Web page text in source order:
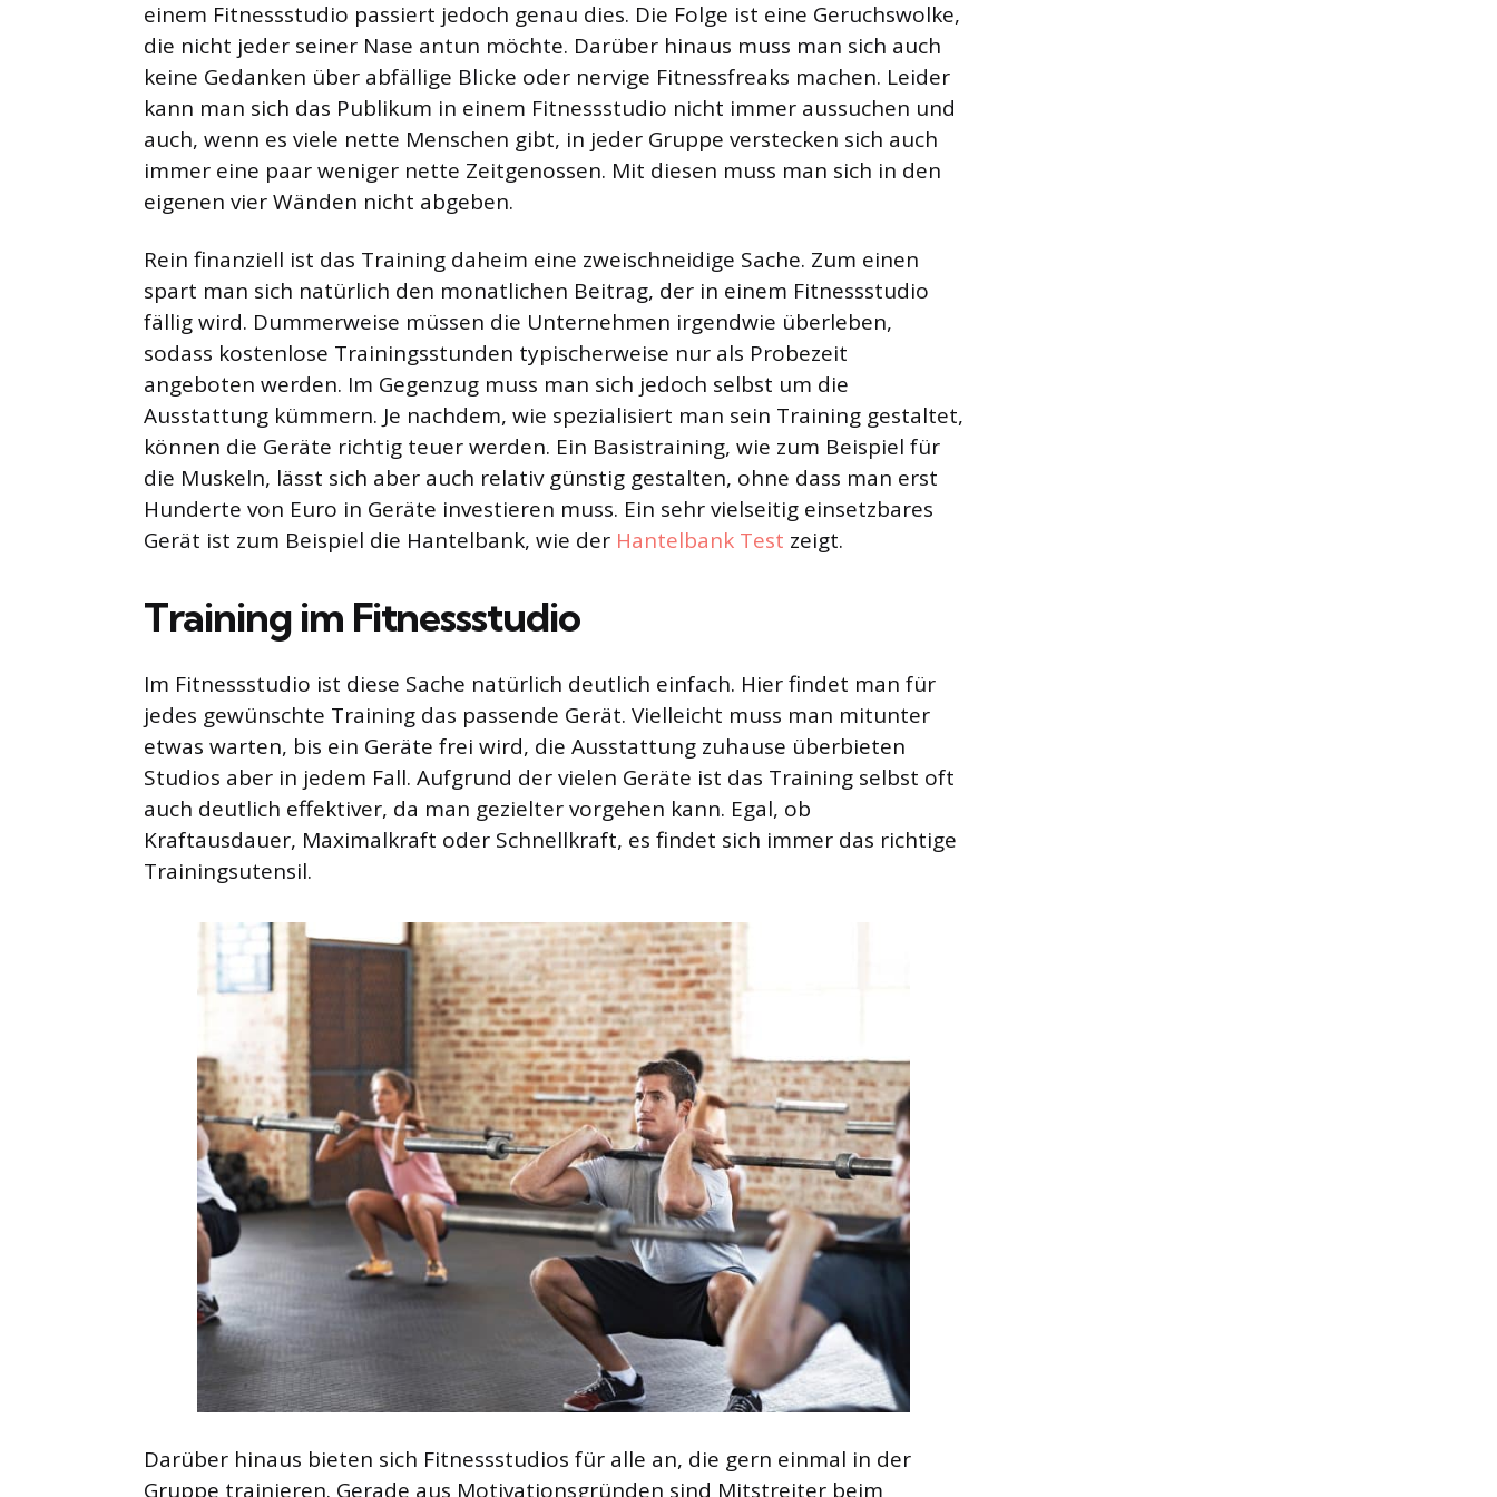
einem Fitnessstudio passiert jedoch genau dies. Die Folge ist eine Geruchswolke,
die nicht jeder seiner Nase antun möchte. Darüber hinaus muss man sich auch
keine Gedanken über abfällige Blicke oder nervige Fitnessfreaks machen. Leider
kann man sich das Publikum in einem Fitnessstudio nicht immer aussuchen und
auch, wenn es viele nette Menschen gibt, in jeder Gruppe verstecken sich auch
immer eine paar weniger nette Zeitgenossen. Mit diesen muss man sich in den
eigenen vier Wänden nicht abgeben.
Rein finanziell ist das Training daheim eine zweischneidige Sache. Zum einen
spart man sich natürlich den monatlichen Beitrag, der in einem Fitnessstudio
fällig wird. Dummerweise müssen die Unternehmen irgendwie überleben,
sodass kostenlose Trainingsstunden typischerweise nur als Probezeit
angeboten werden. Im Gegenzug muss man sich jedoch selbst um die
Ausstattung kümmern. Je nachdem, wie spezialisiert man sein Training gestaltet,
können die Geräte richtig teuer werden. Ein Basistraining, wie zum Beispiel für
die Muskeln, lässt sich aber auch relativ günstig gestalten, ohne dass man erst
Hunderte von Euro in Geräte investieren muss. Ein sehr vielseitig einsetzbares
Gerät ist zum Beispiel die Hantelbank, wie der Hantelbank Test zeigt.
Training im Fitnessstudio
Im Fitnessstudio ist diese Sache natürlich deutlich einfach. Hier findet man für
jedes gewünschte Training das passende Gerät. Vielleicht muss man mitunter
etwas warten, bis ein Geräte frei wird, die Ausstattung zuhause überbieten
Studios aber in jedem Fall. Aufgrund der vielen Geräte ist das Training selbst oft
auch deutlich effektiver, da man gezielter vorgehen kann. Egal, ob
Kraftausdauer, Maximalkraft oder Schnellkraft, es findet sich immer das richtige
Trainingsutensil.
Darüber hinaus bieten sich Fitnessstudios für alle an, die gern einmal in der
Gruppe trainieren. Gerade aus Motivationsgründen sind Mitstreiter beim